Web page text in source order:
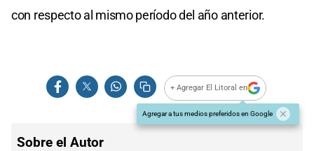
con respecto al mismo período del año anterior.
+ Agregar El Litoral en
Agregar a tus medios preferidos en Google
Sobre el Autor